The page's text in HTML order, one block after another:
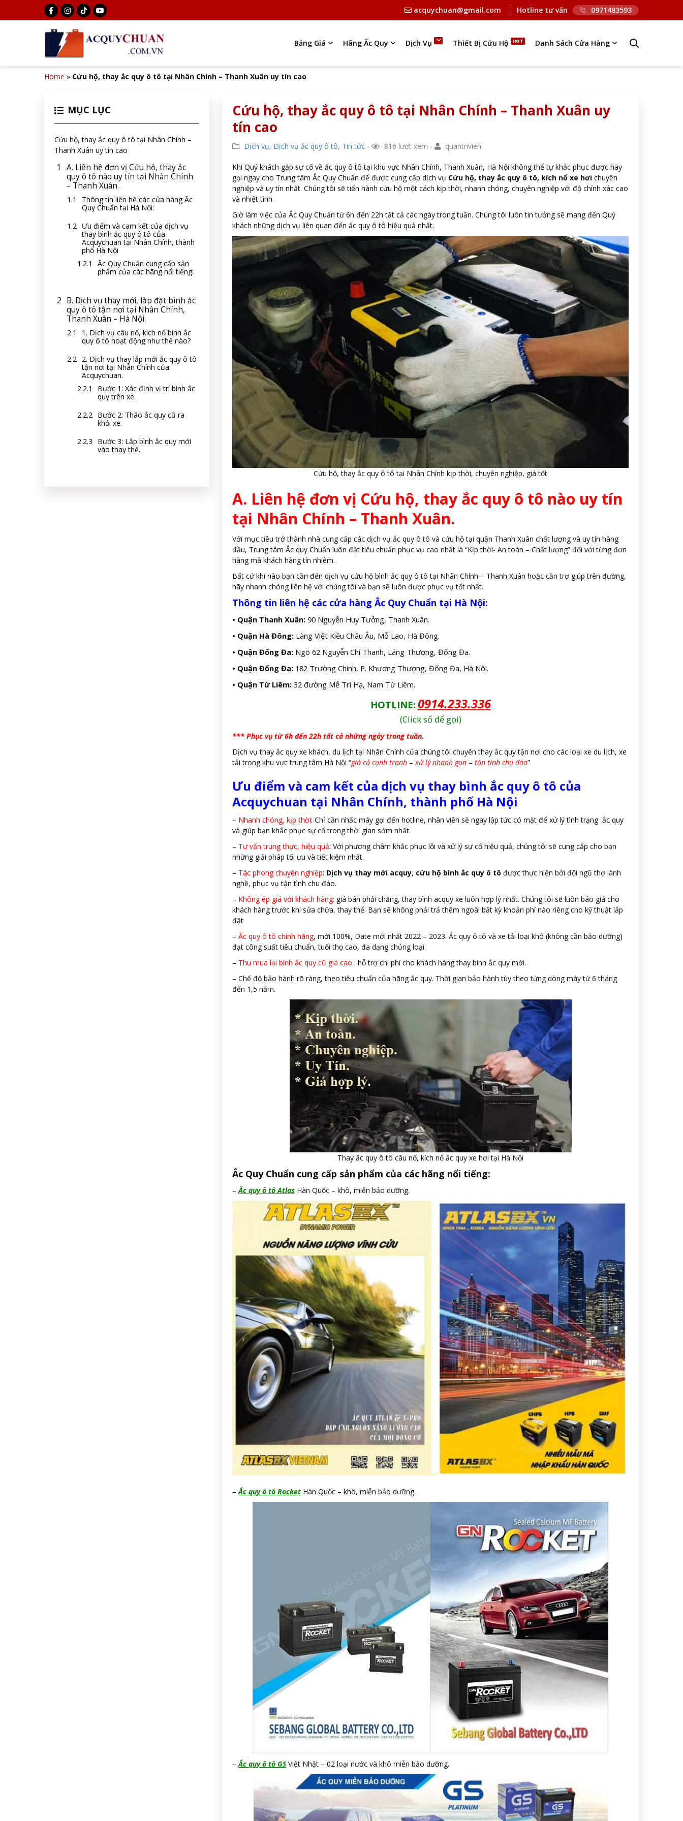
acquychuan@gmail.com Hotline tư vấn 0971483593
Bảng Giá Hãng Ắc Quy Dịch Vụ Thiết Bị Cứu Hộ Danh Sách Cửa Hàng
Home » Cứu hộ, thay ắc quy ô tô tại Nhân Chính – Thanh Xuân uy tín cao
MỤC LỤC
Cứu hộ, thay ắc quy ô tô tại Nhân Chính –
Thanh Xuân uy tín cao
A. Liên hệ đơn vị Cứu hộ, thay ắc
quy ô tô nào uy tín tại Nhân Chính
– Thanh Xuân.
Thông tin liên hệ các cửa hàng Ắc
Quy Chuẩn tại Hà Nội:
Ưu điểm và cam kết của dịch vụ
thay bình ắc quy ô tô của
Acquychuan tại Nhân Chính, thành
phố Hà Nội
Ắc Quy Chuẩn cung cấp sản
phẩm của các hãng nổi tiếng:
B. Dịch vụ thay mới, lắp đặt bình ắc
quy ô tô tận nơi tại Nhân Chính,
Thanh Xuân – Hà Nội.
1. Dịch vụ câu nổ, kích nổ bình ắc
quy ô tô hoạt động như thế nào?
2. Dịch vụ thay lắp mới ắc quy ô tô
tận nơi tại Nhân Chính của
Acquychuan.
Bước 1: Xác định vị trí bình ắc
quy trên xe.
Bước 2: Tháo ắc quy cũ ra
khỏi xe.
Bước 3: Lắp bình ắc quy mới
vào thay thế.
Cứu hộ, thay ắc quy ô tô tại Nhân Chính – Thanh Xuân uy
tín cao
Dịch vụ, Dịch vụ ắc quy ô tô, Tin tức - 816 lượt xem - quantrivien
Khi Quý khách gặp sự cố về ắc quy ô tô tại khu vực Nhân Chính, Thanh Xuân, Hà Nội không thể tự khắc phục được hãy
gọi ngay cho Trung tâm Ắc Quy Chuẩn để được cung cấp dịch vụ Cứu hộ, thay ắc quy ô tô, kích nổ xe hơi chuyên
nghiệp và uy tín nhất. Chúng tôi sẽ tiến hành cứu hộ một cách kịp thời, nhanh chóng, chuyên nghiệp với độ chính xác cao
và nhiệt tình.
Giờ làm việc của Ắc Quy Chuẩn từ 6h đến 22h tất cả các ngày trong tuần. Chúng tôi luôn tin tưởng sẽ mang đến Quý
khách những dịch vụ liên quan đến ắc quy ô tô hiệu quả nhất.
Cứu hộ, thay ắc quy ô tô tại Nhân Chính kịp thời, chuyên nghiệp, giá tốt
A. Liên hệ đơn vị Cứu hộ, thay ắc quy ô tô nào uy tín
tại Nhân Chính – Thanh Xuân.
Với mục tiêu trở thành nhà cung cấp các dịch vụ ắc quy ô tô và cứu hộ tại quận Thanh Xuân chất lượng và uy tín hàng
đầu, Trung tâm Ắc quy Chuẩn luôn đặt tiêu chuẩn phục vụ cao nhất là “Kịp thời- An toàn – Chất lượng” đối với từng đơn
hàng mà khách hàng tín nhiêm.
Bất cứ khi nào bạn cần đến dịch vụ cứu hộ bình ắc quy ô tô tại Nhân Chính – Thanh Xuân hoặc cần trợ giúp trên đường,
hãy nhanh chóng liên hệ với chúng tôi và bạn sẽ luôn được phục vụ tốt nhất.
Thông tin liên hệ các cửa hàng Ắc Quy Chuẩn tại Hà Nội:
• Quận Thanh Xuân: 90 Nguyễn Huy Tưởng, Thanh Xuân.
• Quận Hà Đông: Làng Việt Kiều Châu Âu, Mỗ Lao, Hà Đông.
• Quận Đống Đa: Ngõ 62 Nguyễn Chí Thanh, Láng Thượng, Đống Đa.
• Quận Đống Đa: 182 Trường Chinh, P. Khương Thượng, Đống Đa, Hà Nội.
• Quận Từ Liêm: 32 đường Mễ Trì Hạ, Nam Từ Liêm.
HOTLINE: 0914.233.336
(Click số để gọi)
*** Phục vụ từ 6h đến 22h tất cả những ngày trong tuần.
Dịch vụ thay ắc quy xe khách, du lịch tại Nhân Chính của chúng tôi chuyên thay ắc quy tận nơi cho các loại xe du lịch, xe
tải trong khu vực trung tâm Hà Nội “giá cả cạnh tranh – xử lý nhanh gọn – tận tình chu đáo”
Ưu điểm và cam kết của dịch vụ thay bình ắc quy ô tô của
Acquychuan tại Nhân Chính, thành phố Hà Nội
– Nhanh chóng, kịp thời: Chỉ cần nhấc máy gọi đến hotline, nhân viên sẽ ngay lập tức có mặt để xử lý tình trạng ắc quy
và giúp bạn khắc phục sự cố trong thời gian sớm nhất.
– Tư vấn trung thực, hiệu quả: Với phương châm khắc phục lỗi và xử lý sự cố hiệu quả, chúng tôi sẽ cung cấp cho bạn
những giải pháp tối ưu và tiết kiệm nhất.
– Tác phong chuyên nghiệp: Dịch vụ thay mới acquy, cứu hộ bình ắc quy ô tô được thực hiện bởi đội ngũ thợ lành
nghề, phục vụ tận tình chu đáo.
– Không ép giá với khách hàng: giá bán phải chăng, thay bình acquy xe luôn hợp lý nhất. Chúng tôi sẽ luôn báo giá cho
khách hàng trước khi sửa chữa, thay thế. Bạn sẽ không phải trả thêm ngoài bất kỳ khoản phí nào riêng cho kỹ thuật lắp
đặt
– Ắc quy ô tô chính hãng, mới 100%, Date mới nhất 2022 – 2023. Ắc quy ô tô và xe tải loại khô (không cần bảo dưỡng)
đạt công suất tiêu chuẩn, tuổi thọ cao, đa dạng chủng loại.
– Thu mua lại bình ắc quy cũ giá cao : hỗ trợ chi phí cho khách hàng thay bình ắc quy mới.
– Chế độ bảo hành rõ ràng, theo tiêu chuẩn của hãng ắc quy. Thời gian bảo hành tùy theo từng dòng máy từ 6 tháng
đến 1,5 năm.
Thay ắc quy ô tô câu nổ, kích nổ ắc quy xe hơi tại Hà Nội
Ắc Quy Chuẩn cung cấp sản phẩm của các hãng nổi tiếng:
–Ắc quy ô tô Atlas Hàn Quốc – khô, miễn bảo dưỡng.
–Ắc quy ô tô Rocket Hàn Quốc – khô, miễn bảo dưỡng.
–Ắc quy ô tô GSViệt Nhật – 02 loại nước và khô miễn bảo dưỡng.